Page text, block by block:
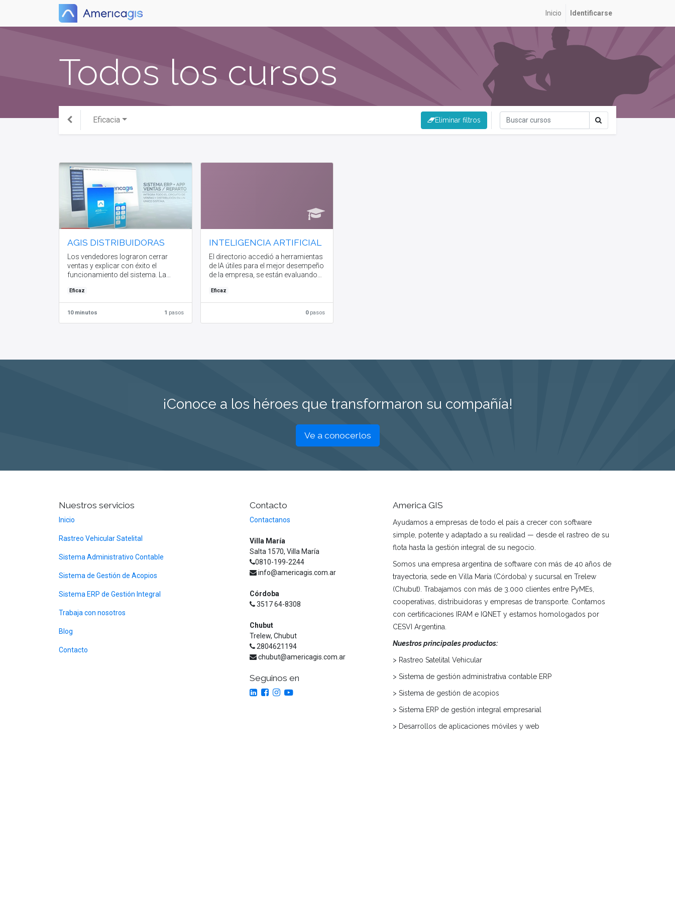
Inicio Identificarse
Todos los cursos
Eficacia Eliminar filtros
AGIS DISTRIBUIDORAS
Los vendedores lograron cerrar
ventas y explicar con éxito el
funcionamiento del sistema. La
Eficaz
10 minutos 1 pasos
INTELIGENCIA ARTIFICIAL
El directorio accedió a herramientas
de IA útiles para el mejor desempeño
de la empresa, se están evaluando
de implementación. El objetivo del
curso era tomar conocimiento de
Eficaz
0pasos
¡Conoce a los héroes que transformaron su compañía!
Ve a conocerlos
Nuestros servicios
Inicio
Rastreo Vehicular Satelital
Sistema Administrativo Contable
Sistema de Gestión de Acopios
Sistema ERP de Gestión Integral
Trabaja con nosotros
Blog
Contacto
Contacto
Contactanos
Villa María
Salta 1570, Villa María
0810-199-2244
info@americagis.com.ar
Córdoba
3517 64-8308
Chubut
Trelew, Chubut
2804621194
chubut@americagis.com.ar
Seguinos en
America GIS
Ayudamos a empresas de todo el país a crecer con software
simple, potente y adaptado a su realidad — desde el rastreo de su
flota hasta la gestión integral de su negocio.
Somos una empresa argentina de software con más de 40 años de
trayectoria, sede en Villa María (Córdoba) y sucursal en Trelew
(Chubut). Trabajamos con más de 3.000 clientes entre PyMEs,
cooperativas, distribuidoras y empresas de transporte. Contamos
con certificaciones IRAM e IQNET y estamos homologados por
CESVI Argentina.
Nuestros principales productos:
> Rastreo Satelital Vehicular
> Sistema de gestión administrativa contable ERP
> Sistema de gestión de acopios
> Sistema ERP de gestión integral empresarial
> Desarrollos de aplicaciones móviles y web